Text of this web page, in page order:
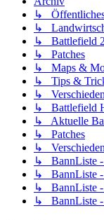
↳
↳
↳ Battlefield
↳ Patches
↳ Maps &
↳ Tips &
↳
↳ Battlefield
↳ Aktuelle
↳ Patches
↳
↳ BannListe -
↳ BannListe -
↳ BannListe -
↳ BannListe -